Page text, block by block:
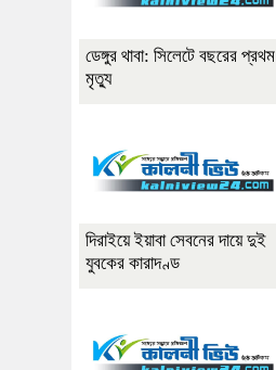
ডেঙ্গুর থাবা: সিলেটে বছরের প্রথম
মৃত্যু
দিরাইয়ে ইয়াবা সেবনের দায়ে দুই
যুবকের কারাদণ্ড